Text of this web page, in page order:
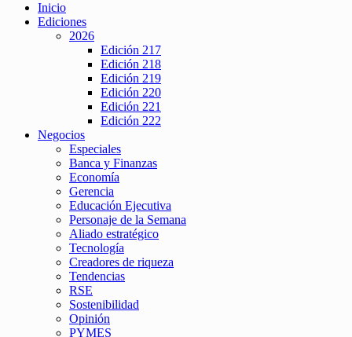
Inicio
Ediciones
2026
Edición 217
Edición 218
Edición 219
Edición 220
Edición 221
Edición 222
Negocios
Especiales
Banca y Finanzas
Economía
Gerencia
Educación Ejecutiva
Personaje de la Semana
Aliado estratégico
Tecnología
Creadores de riqueza
Tendencias
RSE
Sostenibilidad
Opinión
PYMES